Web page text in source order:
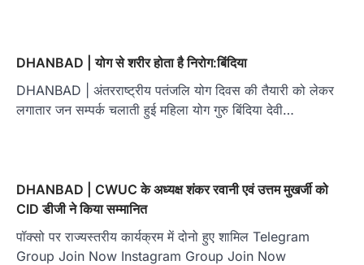
DHANBAD | योग से शरीर होता है निरोग:बिंदिया
DHANBAD | अंतरराष्ट्रीय पतंजलि योग दिवस की तैयारी को लेकर
लगातार जन सम्पर्क चलाती हुई महिला योग गुरु बिंदिया देवी…
DHANBAD | CWUC के अध्यक्ष शंकर रवानी एवं उत्तम मुखर्जी को
CID डीजी ने किया सम्मानित
पॉक्सो पर राज्यस्तरीय कार्यक्रम में दोनो हुए शामिल Telegram
Group Join Now Instagram Group Join Now